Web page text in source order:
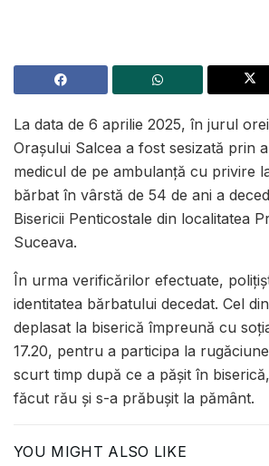
La data de 6 aprilie 2025, în jurul
Orașului Salcea a fost sesizată prin
medicul de pe ambulanță cu privire
bărbat în vârstă de 54 de ani a
Bisericii Penticostale din localitatea
Suceava.
În urma verificărilor efectuate,
identitatea bărbatului decedat. Cel
deplasat la biserică împreună cu
17.20, pentru a participa la
scurt timp după ce a pășit în
făcut rău și s-a prăbușit la pământ.
YOU MIGHT ALSO LIKE